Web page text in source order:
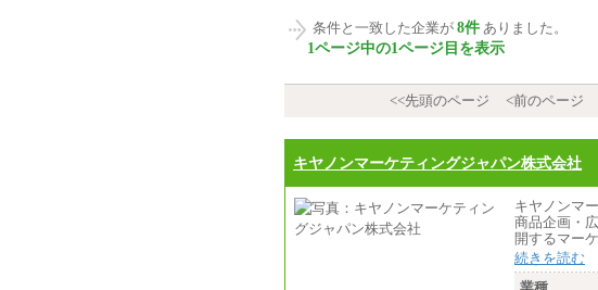
条件と一致した企業が 8件 ありました。
1ページ中の1ページ目を表示
<<先頭のページ
<前のページ
キヤノンマーケティングジャパン株式会社
キヤノンマ
商品企画・
開するマー
続きを読む